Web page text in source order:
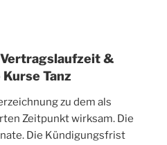
&
Tanz
zu dem als
Zeitpunkt wirksam. Die
Die Kündigungsfrist